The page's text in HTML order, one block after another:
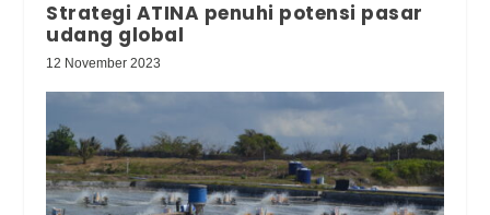
Strategi ATINA penuhi potensi pasar
udang global
12 November 2023